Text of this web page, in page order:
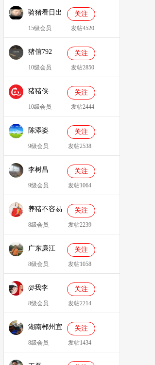
骑猪看日出 关注
15级会员 发帖4520
猪倌792 关注
10级会员 发帖2850
猪猪侠
086349
关注
10级会员 发帖2444
陈添姿 关注
9级会员 发帖2538
李树昌 关注
9级会员 发帖1064
养猪不容易 关注
8级会员 发帖2239
广东廉江
088
关注
8级会员 发帖1058
@我李 关注
8级会员 发帖2214
湖南郴州宜
章县李明广
关注
8级会员 发帖1434